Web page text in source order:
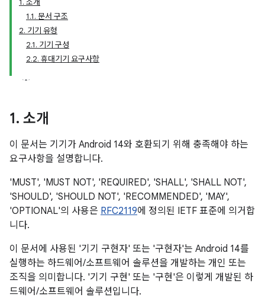
1. 소개
1.1. 문서 구조
2. 기기 유형
2.1. 기기 구성
2.2. 휴대기기 요구사항
1. 소개
이 문서는 기기가 Android 14와 호환되기 위해 충족해야 하는
요구사항을 설명합니다.
'MUST', 'MUST NOT', 'REQUIRED', 'SHALL', 'SHALL NOT',
'SHOULD', 'SHOULD NOT', 'RECOMMENDED', 'MAY',
'OPTIONAL'의 사용은 RFC2119에 정의된 IETF 표준에 의거합
니다.
이 문서에 사용된 '기기 구현자' 또는 '구현자'는 Android 14를
실행하는 하드웨어/소프트웨어 솔루션을 개발하는 개인 또는
조직을 의미합니다. '기기 구현' 또는 '구현'은 이렇게 개발된 하
드웨어/소프트웨어 솔루션입니다.